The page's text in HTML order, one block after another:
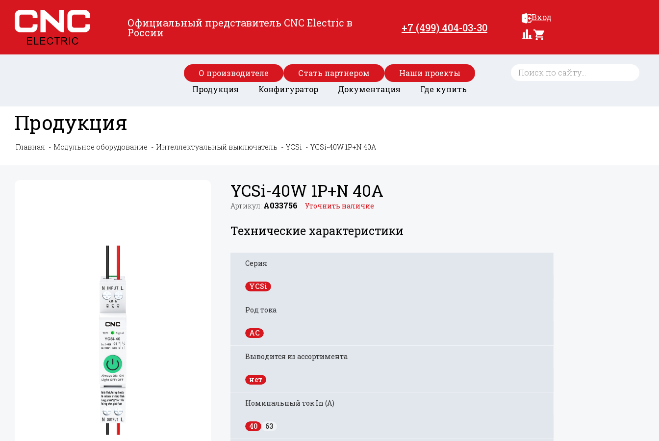
Официальный представитель CNC Electric в
России +7 (499) 404-03-30
Вход
О производителе Стать партнером
Наши проекты
Продукция
Конфигуратор Документация Где купить
Продукция
Главная Модульное оборудование Интеллектуальный выключатель YCSi YCSi-40W 1P+N 40A
YCSi-40W 1P+N 40A
Артикул: A033756 Уточнить наличие
Технические характеристики
Серия
YCSi
Род тока
AC
Выводится из ассортимента
нет
Номинальный ток In (А)
40 63